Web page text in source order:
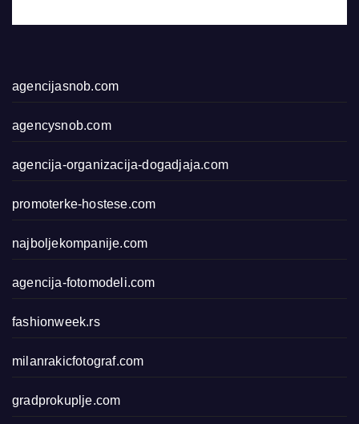
agencijasnob.com
agencysnob.com
agencija-organizacija-dogadjaja.com
promoterke-hostese.com
najboljekompanije.com
agencija-fotomodeli.com
fashionweek.rs
milanrakicfotograf.com
gradprokuplje.com